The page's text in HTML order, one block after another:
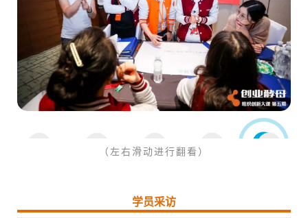
（左右滑动进行翻看）
学员采访